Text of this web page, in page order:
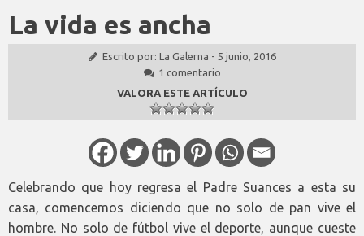
La vida es ancha
Escrito por: La Galerna - 5 junio, 2016
1 comentario
VALORA ESTE ARTÍCULO
Celebrando que hoy regresa el Padre Suances a esta su
casa, comencemos diciendo que no solo de pan vive el
hombre. No solo de fútbol vive el deporte, aunque cueste